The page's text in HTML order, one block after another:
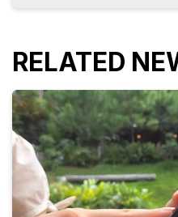
RELATED